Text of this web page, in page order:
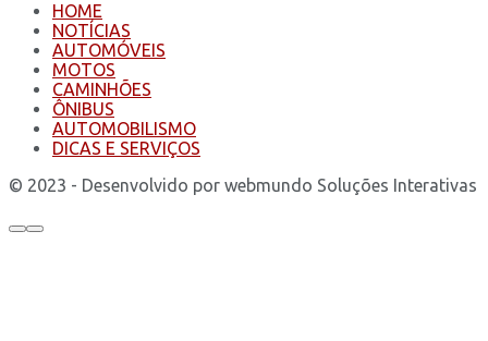
HOME
NOTÍCIAS
AUTOMÓVEIS
MOTOS
CAMINHÕES
ÔNIBUS
AUTOMOBILISMO
DICAS E SERVIÇOS
© 2023 - Desenvolvido por webmundo Soluções Interativas